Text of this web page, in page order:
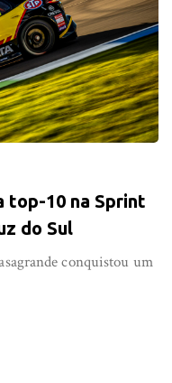
top-10 na Sprint
do Sul
conquistou um